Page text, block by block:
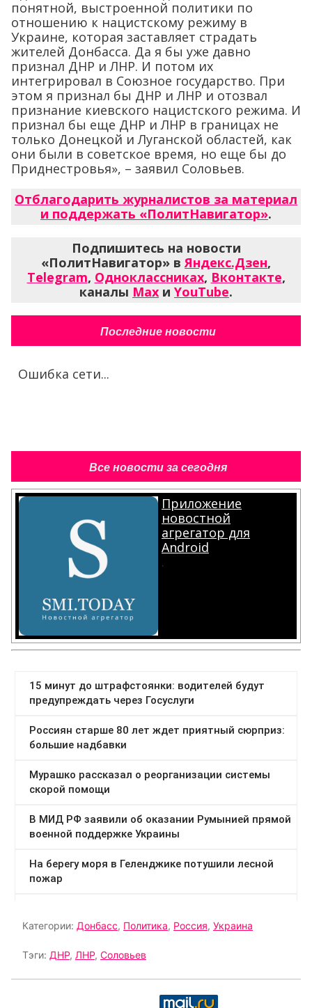
понятной, выстроенной политики по
отношению к нацистскому режиму в
Украине, которая заставляет страдать
жителей Донбасса. Да я бы уже давно
признал ДНР и ЛНР. И потом их
интегрировал в Союзное государство. При
этом я признал бы ДНР и ЛНР и отозвал
признание киевского нацистского режима. И
признал бы еще ДНР и ЛНР в границах не
только Донецкой и Луганской областей, как
они были в советское время, но еще бы до
Приднестровья», – заявил Соловьев.
Отблагодарить журналистов за материал
и поддержать «ПолитНавигатор».
Подпишитесь на новости
«ПолитНавигатор» вЯндекс.Дзен,
Telegram, Одноклассниках, Вконтакте,
каналы Max и YouTube.
Последние новости
Ошибка сети...
Все новости за сегодня
Приложение
новостной
агрегатор для
Android
.
Категории: Донбасс, Политика, Россия, Украина
Тэги: ДНР, ЛНР, Соловьев